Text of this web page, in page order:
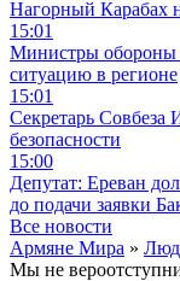
Нагорный Карабах
15:01
Министры обороны
ситуацию в регионе
15:01
Секретарь Совбеза
безопасности
15:00
Депутат: Ереван
до подачи заявки
Все новости
Армяне Мира »
Мы не